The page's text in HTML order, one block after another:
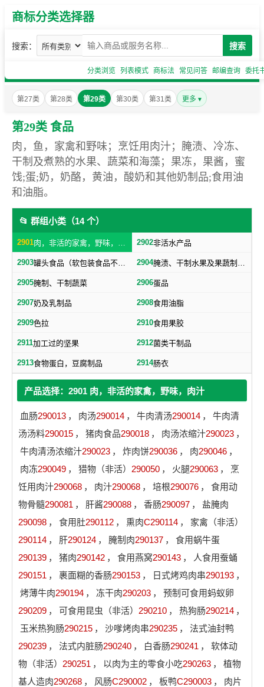
商标分类选择器
搜索： 搜索
分类浏览 列表模式 商标法 常见问答 邮编查询 委托
第27类 第28类 第29类 第30类 第31类 更多 ▾
第29类 食品
肉，鱼，家禽和野味；烹饪用肉汁；腌渍、冷冻、
干制及煮熟的水果、蔬菜和海藻；果冻，果酱，蜜
饯;蛋;奶，奶酪，黄油，酸奶和其他奶制品;食用油
和油脂。
📂 群组小类（14 个）
2901 肉，非活的家禽，野味，肉汁 2902非活水产品
2903 罐头食品（软包装食品不包括在内，随原料制成品归类） 2904 腌渍、干制水果及果蔬制零食小吃
2905腌制、干制蔬菜 2906蛋品
2907奶及乳制品 2908食用油脂
2909色拉 2910食用果胶
2911加工过的坚果 2912菌类干制品
2913食物蛋白，豆腐制品 2914肠衣
产品选择：2901 肉，非活的家禽，野味，肉汁
血肠290013 ， 肉汤290014 ， 牛肉清汤290014 ，
牛肉清
汤汤料290015 ， 猪肉食品290018 ， 肉汤浓缩汁290023 ，
牛肉清汤浓缩汁290023 ， 炸肉饼290036 ， 肉290046 ，
肉冻290049 ， 猎物（非活） 290050 ， 火腿290063 ，
烹
饪用肉汁290068 ， 肉汁290068 ， 培根290076 ，
食用动
物骨髓290081 ， 肝酱290088 ， 香肠290097 ，
盐腌肉
290098 ， 食用肚290112 ， 熏肉C290114 ，
家禽（非活）
290114 ， 肝290124 ， 腌制肉290137 ，
食用蜗牛蛋
290139 ， 猪肉290142 ， 食用燕窝290143 ，
人食用蚕蛹
290151 ， 裹面糊的香肠290153 ， 日式烤鸡肉串290193 ，
烤薄牛肉290194 ， 冻干肉290203 ，
预制可食用蚂蚁卵
290209 ， 可食用昆虫（非活） 290210 ， 热狗肠290214 ，
玉米热狗肠290215 ， 沙嗲烤肉串290235 ，
法式油封鸭
290239 ， 法式内脏肠290240 ， 白香肠290241 ，
软体动
物（非活） 290251 ， 以肉为主的零食小吃290263 ，
植物
基人造肉290268 ， 风肠C290002 ， 板鸭C290003 ，
肉片